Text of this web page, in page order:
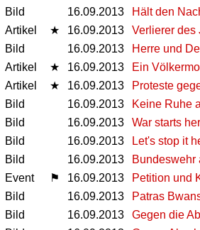
Bild 16.09.2013
Hält den
Artikel ★ 16.09.2013
Verlierer des
Bild 16.09.2013
Herre und
Artikel ★ 16.09.2013
Ein
Artikel ★ 16.09.2013
Proteste
Bild 16.09.2013
Keine Ruhe
Bild 16.09.2013
War starts
Bild 16.09.2013
Let's stop it
Bild 16.09.2013
Bundeswehr
Event ⚑ 16.09.2013
Petition und
Bild 16.09.2013
Patras
Bild 16.09.2013
Gegen die